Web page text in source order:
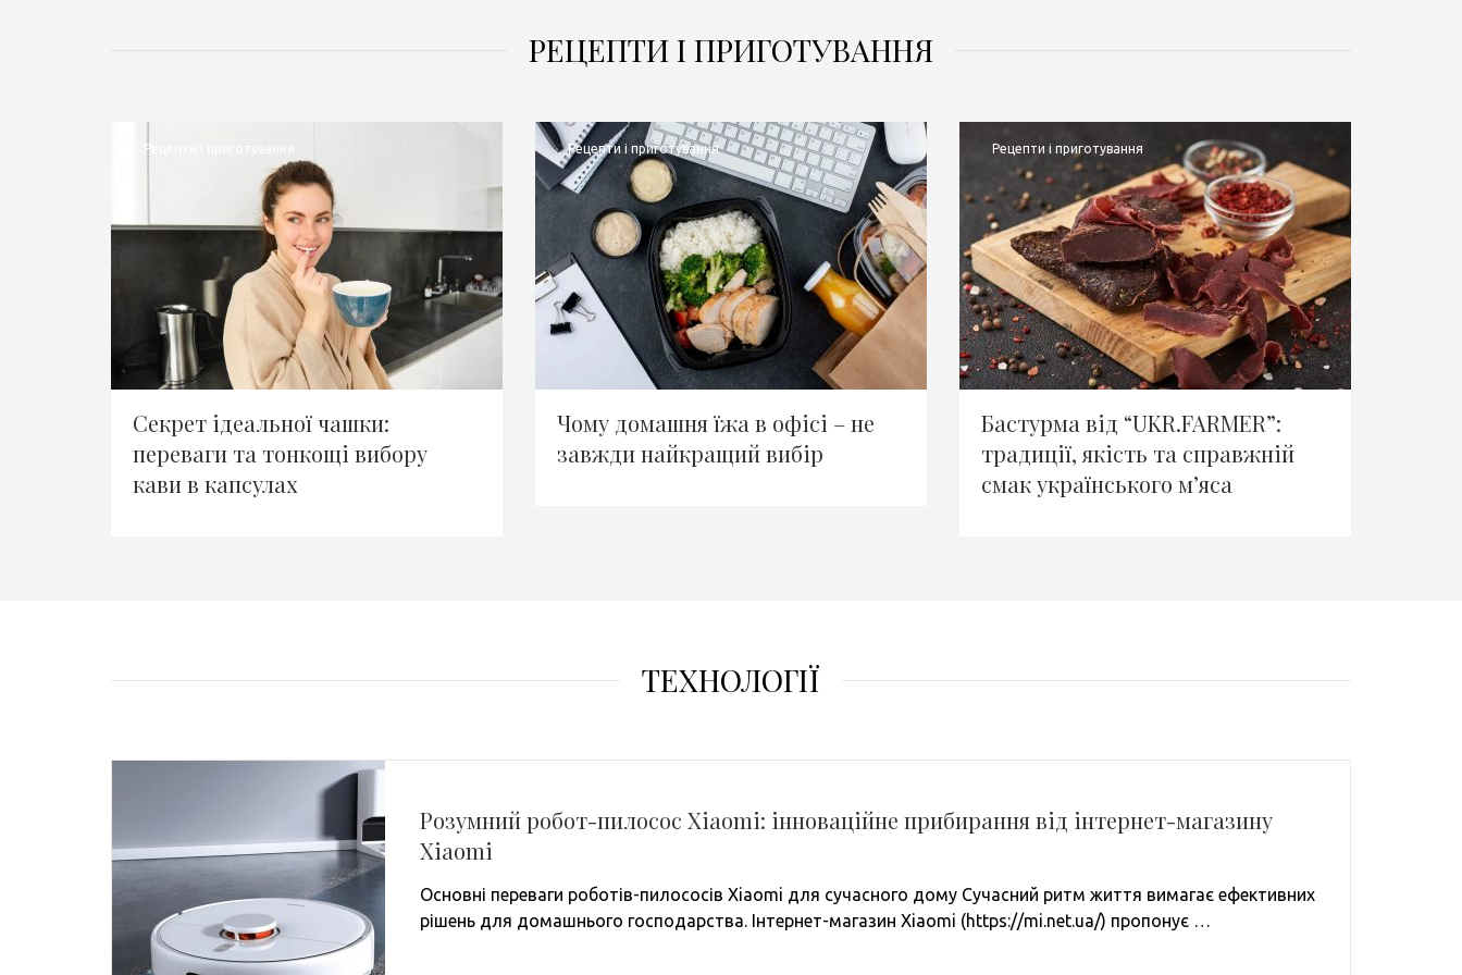
РЕЦЕПТИ І ПРИГОТУВАННЯ
Рецепти і приготування
Секрет ідеальної чашки:
переваги та тонкощі вибору
кави в капсулах
Рецепти і приготування
Чому домашня їжа в офісі – не
завжди найкращий вибір
Рецепти і приготування
Бастурма від “UKR.FARMER”:
традиції, якість та справжній
смак українського м’яса
ТЕХНОЛОГІЇ
Розумний робот-пилосос Xiaomi: інноваційне прибирання від інтернет-магазину
Xiaomi
Основні переваги роботів-пилососів Xiaomi для сучасного дому Сучасний ритм життя вимагає ефективних
рішень для домашнього господарства. Інтернет-магазин Xiaomi (https://mi.net.ua/) пропонує …